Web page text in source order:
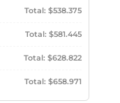
Total: $538.375
Total: $581.445
Total: $628.822
Total: $658.971